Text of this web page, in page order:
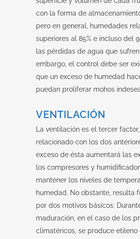
con la forma de
pero en general, humedades
superiores al 85% e incluso del
las pérdidas de agua que
embargo, el control debe ser
que un exceso de humedad
puedan proliferar mohos
VENTILACIÓN
La ventilación es el tercer
relacionado con los dos
exceso de ésta aumentará las
los compresores y
mantener los niveles de
humedad. No obstante, resulta
por dos motivos básicos:
maduración, en el caso de los
climatéricos, se produce etileno